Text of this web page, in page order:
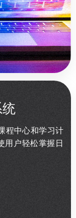
程中心和学习计
用户轻松掌握日